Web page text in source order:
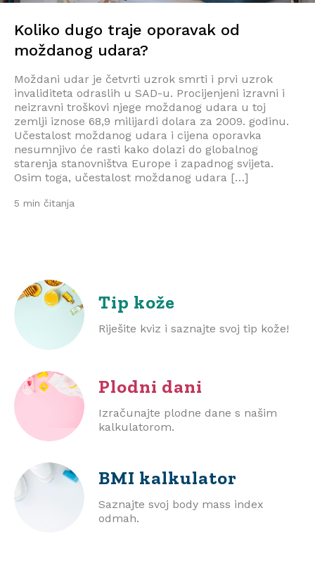
Koliko dugo traje oporavak od
moždanog udara?
Moždani udar je četvrti uzrok smrti i prvi uzrok
invaliditeta odraslih u SAD-u. Procijenjeni izravni i
neizravni troškovi njege moždanog udara u toj
zemlji iznose 68,9 milijardi dolara za 2009. godinu.
Učestalost moždanog udara i cijena oporavka
nesumnjivo će rasti kako dolazi do globalnog
starenja stanovništva Europe i zapadnog svijeta.
Osim toga, učestalost moždanog udara […]
5 min čitanja
Tip kože
Riješite kviz i saznajte svoj tip kože!
Plodni dani
Izračunajte plodne dane s našim
kalkulatorom.
BMI kalkulator
Saznajte svoj body mass index
odmah.